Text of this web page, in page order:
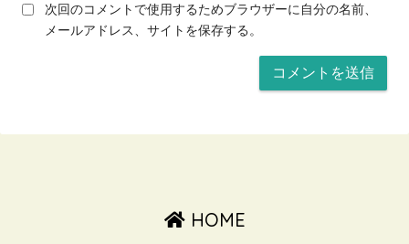
次回のコメントで使用するためブラウザーに自分の名前、
メールアドレス、サイトを保存する。
HOME